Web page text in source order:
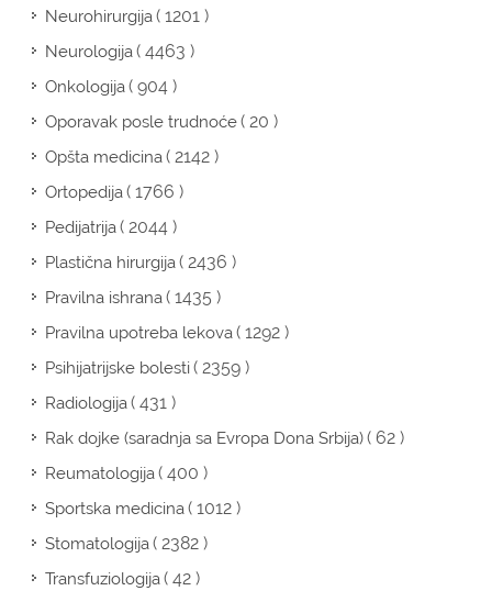
Neurohirurgija( 1201 )
Neurologija( 4463 )
Onkologija( 904 )
Oporavak posle trudnoće( 20 )
Opšta medicina( 2142 )
Ortopedija( 1766 )
Pedijatrija( 2044 )
Plastična hirurgija( 2436 )
Pravilna ishrana( 1435 )
Pravilna upotreba lekova( 1292 )
Psihijatrijske bolesti( 2359 )
Radiologija( 431 )
Rak dojke (saradnja sa Evropa Dona Srbija)( 62 )
Reumatologija( 400 )
Sportska medicina( 1012 )
Stomatologija( 2382 )
Transfuziologija( 42 )